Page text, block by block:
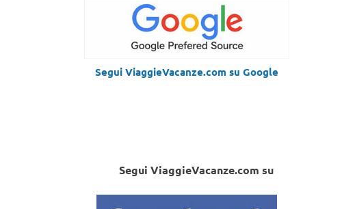
Segui ViaggieVacanze.com su Google
Segui ViaggieVacanze.com su